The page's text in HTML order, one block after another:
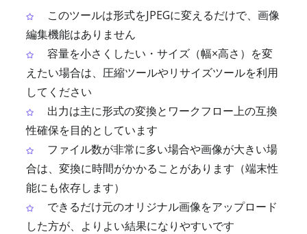
このツールは形式をJPEGに変えるだけで、画像
編集機能はありません
容量を小さくしたい・サイズ（幅×高さ）を変
えたい場合は、圧縮ツールやリサイズツールを利用
してください
出力は主に形式の変換とワークフロー上の互換
性確保を目的としています
ファイル数が非常に多い場合や画像が大きい場
合は、変換に時間がかかることがあります（端末性
能にも依存します）
できるだけ元のオリジナル画像をアップロード
した方が、よりよい結果になりやすいです